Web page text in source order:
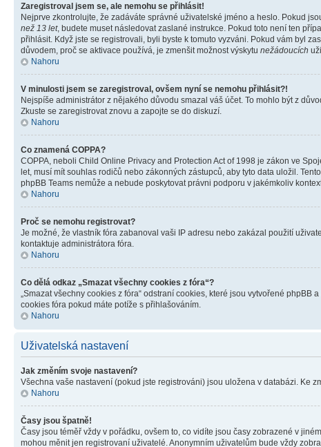
Zaregistroval jsem se, ale nemohu se přihlásit!
Nejprve zkontrolujte, že zadáváte správné uživatelské jméno a heslo. Pokud
než 13 let, budete muset následovat zaslané instrukce. Pokud toto není ten
přihlásit. Když jste se registrovali, byli byste k tomuto vyzváni. Pokud vám byl
důvodem, proč se aktivace používá, je zmenšit možnost výskytu nežádoucích
Nahoru
V minulosti jsem se zaregistroval, ovšem nyní se nemohu přihlásit?!
Nejspíše administrátor z nějakého důvodu smazal váš účet. To mohlo být z
Zkuste se zaregistrovat znovu a zapojte se do diskuzí.
Nahoru
Co znamená COPPA?
COPPA, neboli Child Online Privacy and Protection Act of 1998 je zákon ve
let, musí mít souhlas rodičů nebo zákonných zástupců, aby tyto data uložil.
phpBB Teams nemůže a nebude poskytovat právni podporu v jakémkoliv
Nahoru
Proč se nemohu registrovat?
Je možné, že vlastník fóra zabanoval vaši IP adresu nebo zakázal použití
kontaktuje administrátora fóra.
Nahoru
Co dělá odkaz „Smazat všechny cookies z fóra“?
„Smazat všechny cookies z fóra“ odstraní cookies, které jsou vytvořené
cookies fóra pokud máte potíže s přihlašováním.
Nahoru
Uživatelská nastavení
Jak změním svoje nastavení?
Všechna vaše nastavení (pokud jste registrováni) jsou uložena v databázi. Ke
Nahoru
Časy jsou špatně!
Časy jsou téměř vždy v pořádku, ovšem to, co vidíte jsou časy zobrazené v
mohou měnit jen registrovaní uživatelé. Anonymním uživatelům bude vždy